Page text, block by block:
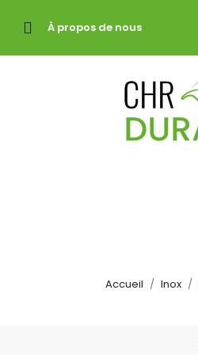
À propos de nous
Accueil Inox